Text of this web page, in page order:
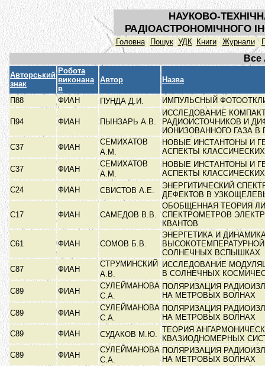
НАУКОВО-
РАДІОАСТРОНОМІЧНОГО
Головна Пошук УДК Книги Журнали
Все
Авторський
знак
Робота
виконана
в
Автор Назва
П88 ФИАН ПУНДА Д.И. ИМПУЛЬСНЫЙ
П94 ФИАН ПЫНЗАРЬ А.В.
ИССЛЕДОВАНИЕ
РАДИОИСТОЧНИКОВ И
ИОНИЗОВАННОГО ГАЗА В
C37
ФИАН
СЕМИХАТОВ
А.М.
НОВЫЕ ИНСТАНТОНЫ И
АСПЕКТЫ
С37
ФИАН
СЕМИХАТОВ
А.М.
НОВЫЕ ИНСТАНТОНЫ И
АСПЕКТЫ
С24
ФИАН СВИСТОВ А.Е.
ЭНЕРГИТИЧЕСКИЙ
ДЕФЕКТОВ В
С17 ФИАН САМЕДОВ В.В.
ОБОБЩЕННАЯ ТЕОРИЯ
СПЕКТРОМЕТРОВ
КВАНТОВ
С61 ФИАН СОМОВ Б.В.
ЭНЕРГЕТИКА И
СОЛНЕЧНЫХ ВСПЫШКАХ
С87
ФИАН
СТРУМИНСКИЙ
А.В.
ИССЛЕДОВАНИЕ
В СОЛНЕЧНЫХ
С89
ФИАН
СУЛЕЙМАНОВА
С.А.
ПОЛЯРИЗАЦИЯ
НА МЕТРОВЫХ ВОЛНАХ
С89
ФИАН
СУЛЕЙМАНОВА
С.А.
ПОЛЯРИЗАЦИЯ
НА МЕТРОВЫХ ВОЛНАХ
С89
ФИАН СУДАКОВ М.Ю.
ТЕОРИЯ
КВАЗИОДНОМЕРНЫХ
С89
ФИАН
СУЛЕЙМАНОВА
С.А.
ПОЛЯРИЗАЦИЯ
НА МЕТРОВЫХ ВОЛНАХ